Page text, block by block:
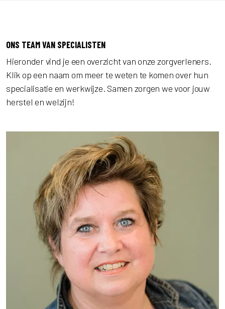
ONS TEAM VAN SPECIALISTEN
Hieronder vind je een overzicht van onze zorgverleners.
Klik op een naam om meer te weten te komen over hun
specialisatie en werkwijze. Samen zorgen we voor jouw
herstel en welzijn!